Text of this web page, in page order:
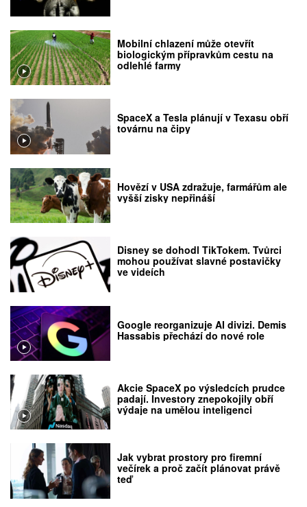
Mobilní chlazení může otevřít
biologickým přípravkům cestu na
odlehlé farmy
SpaceX a Tesla plánují v Texasu obří
továrnu na čipy
Hovězí v USA zdražuje, farmářům ale
vyšší zisky nepřináší
Disney se dohodl TikTokem. Tvůrci
mohou používat slavné postavičky
ve videích
Google reorganizuje AI divizi. Demis
Hassabis přechází do nové role
Akcie SpaceX po výsledcích prudce
padají. Investory znepokojily obří
výdaje na umělou inteligenci
Jak vybrat prostory pro firemní
večírek a proč začít plánovat právě
teď